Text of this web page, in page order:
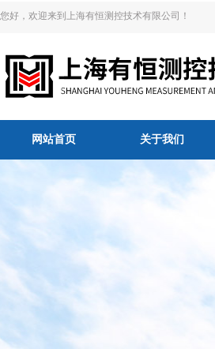
您好，欢迎来到上海有恒测控技术有限公司！
网站首页 关于我们